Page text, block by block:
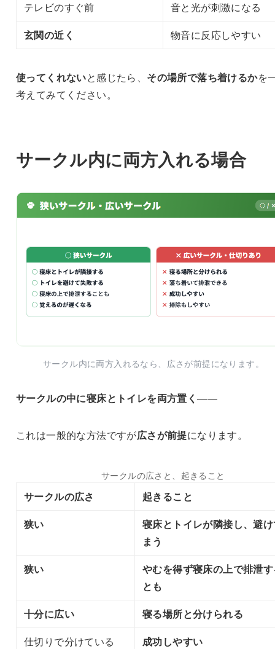
テレビのすぐ前
音と光が刺激になる
玄関の近く
物音に反応しやすい
使ってくれないと感じたら、 その場所で落ち着けるかを
考えてみてください。
サークル内に両方入れる場合
サークル内に両方入れるなら、広さが前提になります。
サークルの中に寝床とトイレを両方置く——
これは一般的な方法ですが広さが前提になります。
サークルの広さと、起きること
サークルの広さ
起きること
狭い
寝床とトイレが隣接し、避
まう
狭い
やむを得ず寝床の上で排泄
とも
十分に広い
寝る場所と分けられる
仕切りで分けている
成功しやすい